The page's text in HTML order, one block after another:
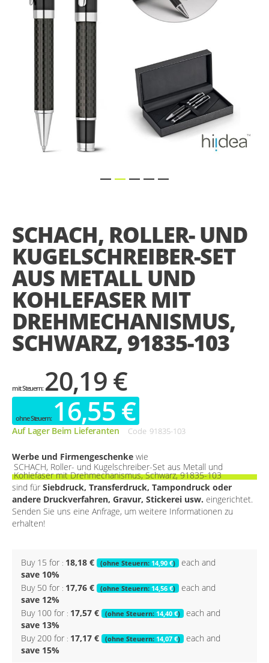
beginning
of
the
images
gallery
SCHACH, ROLLER- UND
KUGELSCHREIBER-SET
AUS METALL UND
KOHLEFASER MIT
DREHMECHANISMUS,
SCHWARZ, 91835-103
20,19 €
16,55 €
Auf Lager Beim Lieferanten Code 91835-103
Werbe und Firmengeschenke wie
SCHACH, Roller- und Kugelschreiber-Set aus Metall und
Kohlefaser mit Drehmechanismus, Schwarz, 91835-103
sind für Siebdruck, Transferdruck, Tampondruck oder
andere Druckverfahren, Gravur, Stickerei usw. eingerichtet.
Senden Sie uns eine Anfrage, um weitere Informationen zu
erhalten!
Buy 15 for 18,18 € 14,90 €
each and
save 10%
Buy 50 for 17,76 € 14,56 €
each and
save 12%
Buy 100 for 17,57 € 14,40 €
each and
save 13%
Buy 200 for 17,17 € 14,07 €
each and
save 15%